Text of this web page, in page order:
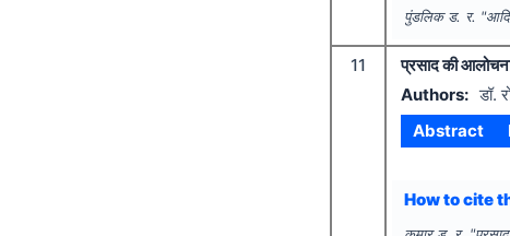
पुंडलिक ड. र. "
11
प्रसाद की
Authors: डॉ.
Abstract
How to cite